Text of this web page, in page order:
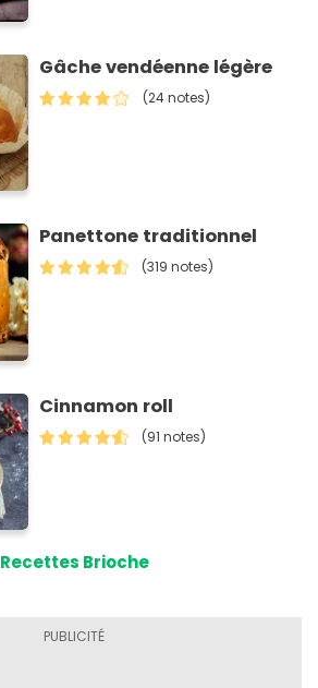
Gâche vendéenne légère
(24 notes)
Panettone traditionnel
(319 notes)
Cinnamon roll
(91 notes)
Recettes Brioche